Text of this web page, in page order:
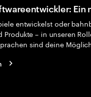
Ein
entwickelst oder
Produkte – in unseren
sind deine